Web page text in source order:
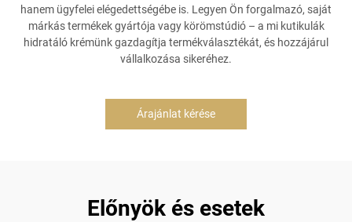
hanem ügyfelei elégedettségébe is. Legyen Ön forgalmazó, saját
márkás termékek gyártója vagy körömstúdió – a mi kutikulák
hidratáló krémünk gazdagítja termékválasztékát, és hozzájárul
vállalkozása sikeréhez.
Árajánlat kérése
Előnyök és esetek